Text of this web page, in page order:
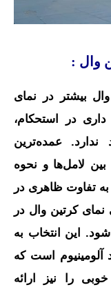
وال :
بیشتر در نمای
در استحکام،
عمده‌ترین
لامل‌ها و نحوه
تفاوت ظاهری در
کرتین وال در
این انتخاب به
است که
را نیز ارائه